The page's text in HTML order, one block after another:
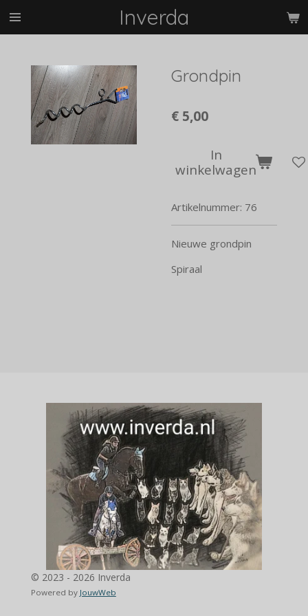
Ga
hoofdinhoud
Inverda
Grondpin
€ 5,00
In
winkelwagen
Artikelnummer: 76
Nieuwe grondpin
Spiraal
© 2023 - 2026 Inverda
Powered by JouwWeb